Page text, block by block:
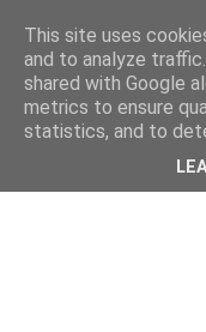
This site uses
and to analyze
shared with Google
metrics to ensure
statistics, and to